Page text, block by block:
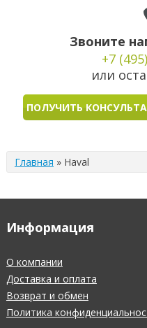
Звоните
+7 (495)
или
ПОЛУЧИТЬ
Главная » Haval
Информация
О компании
Доставка и оплата
Возврат и обмен
Политика